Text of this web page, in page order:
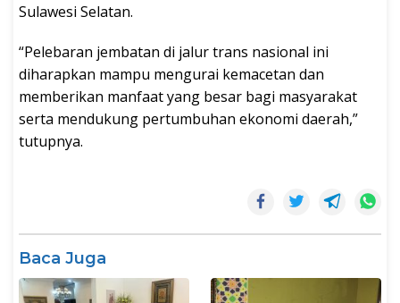
Sulawesi Selatan.
“Pelebaran jembatan di jalur trans nasional ini
diharapkan mampu mengurai kemacetan dan
memberikan manfaat yang besar bagi masyarakat
serta mendukung pertumbuhan ekonomi daerah,”
tutupnya.
Baca Juga